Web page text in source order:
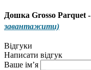
Дошка Grosso Parquet -
завантажити)
Відгуки
Написати відгук
Ваше ім’я